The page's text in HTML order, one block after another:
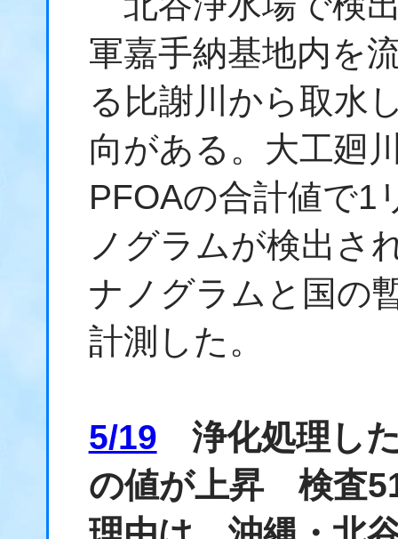
軍嘉手納基地内を
る比謝川から取水
向がある。大工廻
PFOAの合計値で1
ノグラムが検出さ
ナノグラムと国の
計測した。
5/19 浄化処理し
の値が上昇 検査